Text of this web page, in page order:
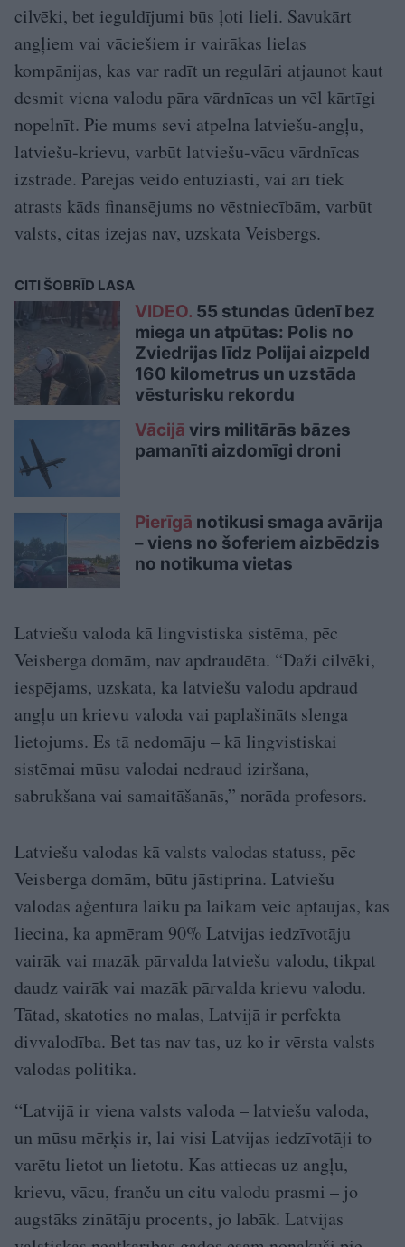
cilvēki, bet ieguldījumi būs ļoti lieli. Savukārt
angļiem vai vāciešiem ir vairākas lielas
kompānijas, kas var radīt un regulāri atjaunot kaut
desmit viena valodu pāra vārdnīcas un vēl kārtīgi
nopelnīt. Pie mums sevi atpelna latviešu-angļu,
latviešu-krievu, varbūt latviešu-vācu vārdnīcas
izstrāde. Pārējās veido entuziasti, vai arī tiek
atrasts kāds finansējums no vēstniecībām, varbūt
valsts, citas izejas nav, uzskata Veisbergs.
CITI ŠOBRĪD LASA
VIDEO. 55 stundas ūdenī bez
miega un atpūtas: Polis no
Zviedrijas līdz Polijai aizpeld
160 kilometrus un uzstāda
vēsturisku rekordu
Vācijā virs militārās bāzes
pamanīti aizdomīgi droni
Pierīgā notikusi smaga avārija
– viens no šoferiem aizbēdzis
no notikuma vietas
Latviešu valoda kā lingvistiska sistēma, pēc
Veisberga domām, nav apdraudēta. “Daži cilvēki,
iespējams, uzskata, ka latviešu valodu apdraud
angļu un krievu valoda vai paplašināts slenga
lietojums. Es tā nedomāju – kā lingvistiskai
sistēmai mūsu valodai nedraud iziršana,
sabrukšana vai samaitāšanās,” norāda profesors.
Latviešu valodas kā valsts valodas statuss, pēc
Veisberga domām, būtu jāstiprina. Latviešu
valodas aģentūra laiku pa laikam veic aptaujas, kas
liecina, ka apmēram 90% Latvijas iedzīvotāju
vairāk vai mazāk pārvalda latviešu valodu, tikpat
daudz vairāk vai mazāk pārvalda krievu valodu.
Tātad, skatoties no malas, Latvijā ir perfekta
divvalodība. Bet tas nav tas, uz ko ir vērsta valsts
valodas politika.
“Latvijā ir viena valsts valoda – latviešu valoda,
un mūsu mērķis ir, lai visi Latvijas iedzīvotāji to
varētu lietot un lietotu. Kas attiecas uz angļu,
krievu, vācu, franču un citu valodu prasmi – jo
augstāks zinātāju procents, jo labāk. Latvijas